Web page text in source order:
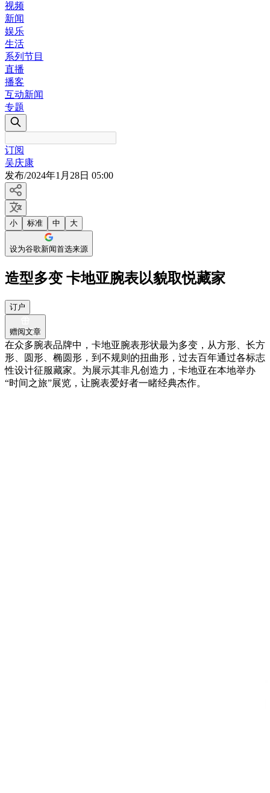
视频
新闻
娱乐
生活
系列节目
直播
播客
互动新闻
专题
订阅
吴庆康
发布/2024年1月28日 05:00
小 标准 中 大
设为谷歌新闻首选来源
造型多变 卡地亚腕表以貌取悦藏家
订户
赠阅文章
在众多腕表品牌中，卡地亚腕表形状最为多变，从方形、长方
形、圆形、椭圆形，到不规则的扭曲形，过去百年通过各标志
性设计征服藏家。为展示其非凡创造力，卡地亚在本地举办
“时间之旅”展览，让腕表爱好者一睹经典杰作。